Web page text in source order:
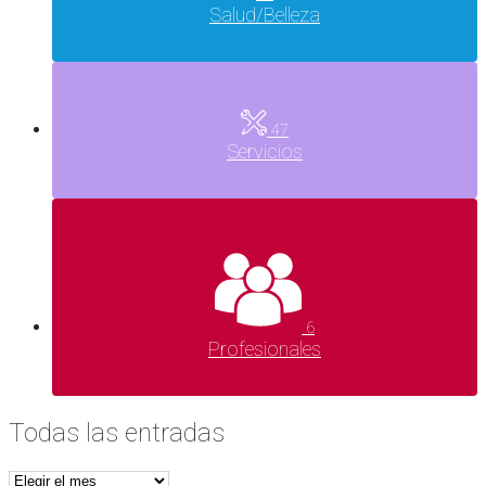
Salud/Belleza
47
Servicios
6
Profesionales
Todas las entradas
Todas